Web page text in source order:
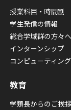
授業科目・時間割
学生発信の情報
総合学域群の方々へ
インターンシップ
コンピューティン
教育
学類長からのご挨拶